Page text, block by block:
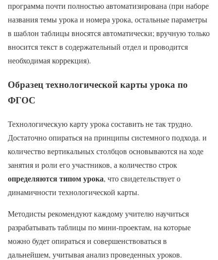
программа почти полностью автоматизирована (при наборе
названия темы урока и номера урока, остальные параметры
в шаблон таблицы вносятся автоматически; вручную только
вносится текст в содержательный отдел и проводится
необходимая коррекция).
Образец технологической карты урока по
ФГОС
Технологическую карту урока составить не так трудно.
Достаточно опираться на принципы системного подхода. и
количество вертикальных столбцов основываются на ходе
занятия и роли его участников, а количество строк
определяются типом урока, что свидетельствует о
динамичности технологической карты.
Методисты рекомендуют каждому учителю научиться
разрабатывать таблицы по мини-проектам, на которые
можно будет опираться и совершенствоваться в
дальнейшем, учитывая анализ проведенных уроков.